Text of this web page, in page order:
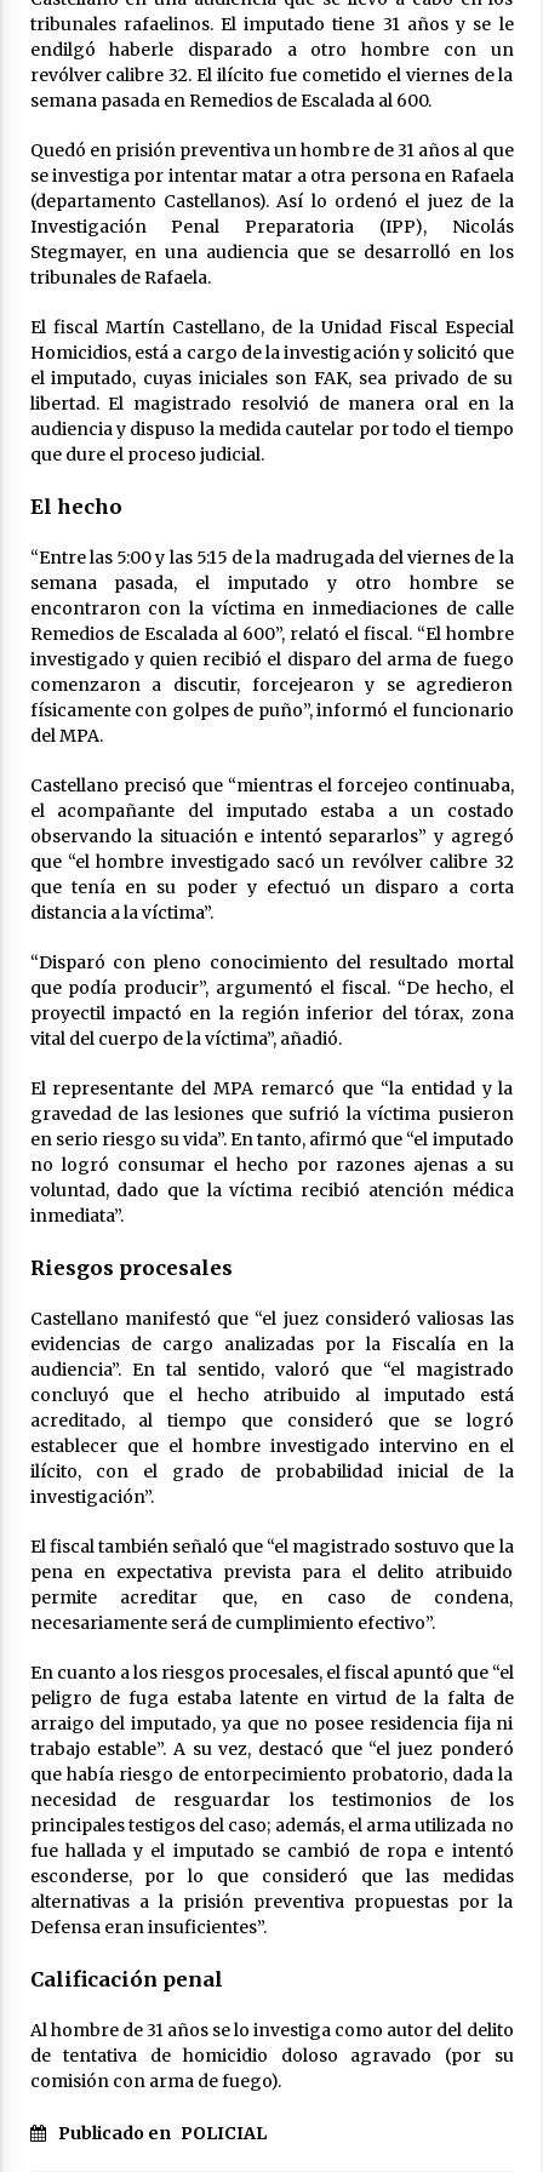
Arrufó fue sede de una Jornada de
Capacitación del programa provincial «Crecer
Capacita»
04/08/2026
El CER N° 363 de Hersilia recibió un aporte
FANI para equipamiento en el marco de fuertes
inversiones educativas
04/08/2026
Michlig y González entregaron aportes
gubernamentales en Ceres y recorrieron
04/08/2026
La Municipalidad de San Guillermo realizó una
nueva entrega del Fondo de Asistencia
Educativa por $26 millones
03/08/2026
Brinkmann: Falleció el hombre que permanecía
internado tras un accidente de tránsito
03/08/2026
tribunales rafaelinos. El imputado tiene 31 años y se le
endilgó haberle disparado a otro hombre con un
revólver calibre 32. El ilícito fue cometido el viernes de la
semana pasada en Remedios de Escalada al 600.
Quedó en prisión preventiva un hombre de 31 años al que
se investiga por intentar matar a otra persona en Rafaela
(departamento Castellanos). Así lo ordenó el juez de la
Investigación Penal Preparatoria (IPP), Nicolás
Stegmayer, en una audiencia que se desarrolló en los
tribunales de Rafaela.
El fiscal Martín Castellano, de la Unidad Fiscal Especial
Homicidios, está a cargo de la investigación y solicitó que
el imputado, cuyas iniciales son FAK, sea privado de su
libertad. El magistrado resolvió de manera oral en la
audiencia y dispuso la medida cautelar por todo el tiempo
que dure el proceso judicial.
El hecho
“Entre las 5:00 y las 5:15 de la madrugada del viernes de la
semana pasada, el imputado y otro hombre se
encontraron con la víctima en inmediaciones de calle
Remedios de Escalada al 600”, relató el fiscal. “El hombre
investigado y quien recibió el disparo del arma de fuego
comenzaron a discutir, forcejearon y se agredieron
físicamente con golpes de puño”, informó el funcionario
del MPA.
Castellano precisó que “mientras el forcejeo continuaba,
el acompañante del imputado estaba a un costado
observando la situación e intentó separarlos” y agregó
que “el hombre investigado sacó un revólver calibre 32
que tenía en su poder y efectuó un disparo a corta
distancia a la víctima”.
“Disparó con pleno conocimiento del resultado mortal
que podía producir”, argumentó el fiscal. “De hecho, el
proyectil impactó en la región inferior del tórax, zona
vital del cuerpo de la víctima”, añadió.
El representante del MPA remarcó que “la entidad y la
gravedad de las lesiones que sufrió la víctima pusieron
en serio riesgo su vida”. En tanto, afirmó que “el imputado
no logró consumar el hecho por razones ajenas a su
voluntad, dado que la víctima recibió atención médica
inmediata”.
Riesgos procesales
Castellano manifestó que “el juez consideró valiosas las
evidencias de cargo analizadas por la Fiscalía en la
audiencia”. En tal sentido, valoró que “el magistrado
concluyó que el hecho atribuido al imputado está
acreditado, al tiempo que consideró que se logró
establecer que el hombre investigado intervino en el
ilícito, con el grado de probabilidad inicial de la
investigación”.
El fiscal también señaló que “el magistrado sostuvo que la
pena en expectativa prevista para el delito atribuido
permite acreditar que, en caso de condena,
necesariamente será de cumplimiento efectivo”.
En cuanto a los riesgos procesales, el fiscal apuntó que “el
peligro de fuga estaba latente en virtud de la falta de
arraigo del imputado, ya que no posee residencia fija ni
trabajo estable”. A su vez, destacó que “el juez ponderó
que había riesgo de entorpecimiento probatorio, dada la
necesidad de resguardar los testimonios de los
principales testigos del caso; además, el arma utilizada no
fue hallada y el imputado se cambió de ropa e intentó
esconderse, por lo que consideró que las medidas
alternativas a la prisión preventiva propuestas por la
Defensa eran insuficientes”.
Calificación penal
Al hombre de 31 años se lo investiga como autor del delito
de tentativa de homicidio doloso agravado (por su
comisión con arma de fuego).
Publicado en POLICIAL